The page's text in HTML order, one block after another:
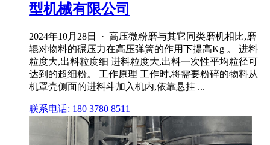
型机械有限公司
2024年10月28日 · 高压微粉磨与其它同类磨机相比,磨
辊对物料的碾压力在高压弹簧的作用下提高Kg 。 进料
粒度大,出料粒度细 进料粒度大,出料一次性平均粒径可
达到的超细粉。 工作原理 工作时,将需要粉碎的物料从
机罩壳侧面的进料斗加入机内,依靠悬挂 ...
联系电话: 180 3780 8511